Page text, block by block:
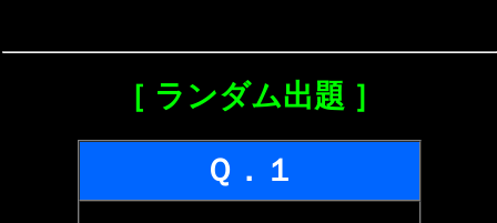
［ ランダム出題 ］
Ｑ．１